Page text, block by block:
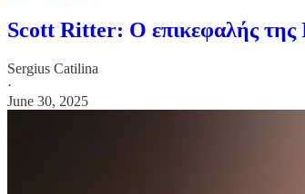
Scott Ritter: Ο επικεφαλής της
Sergius Catilina
·
June 30, 2025